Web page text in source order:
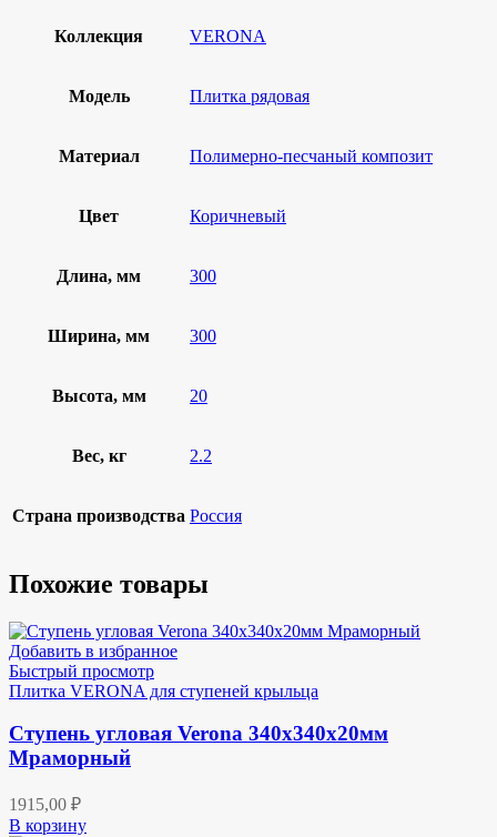
Коллекция VERONA
Модель Плитка рядовая
Материал Полимерно-песчаный композит
Цвет Коричневый
Длина, мм 300
Ширина, мм 300
Высота, мм 20
Вес, кг 2.2
Страна производства Россия
Похожие товары
Добавить в избранное
Быстрый просмотр
Плитка VERONA для ступеней крыльца
Ступень угловая Verona 340х340х20мм
Мраморный
1915,00 ₽
В корзину